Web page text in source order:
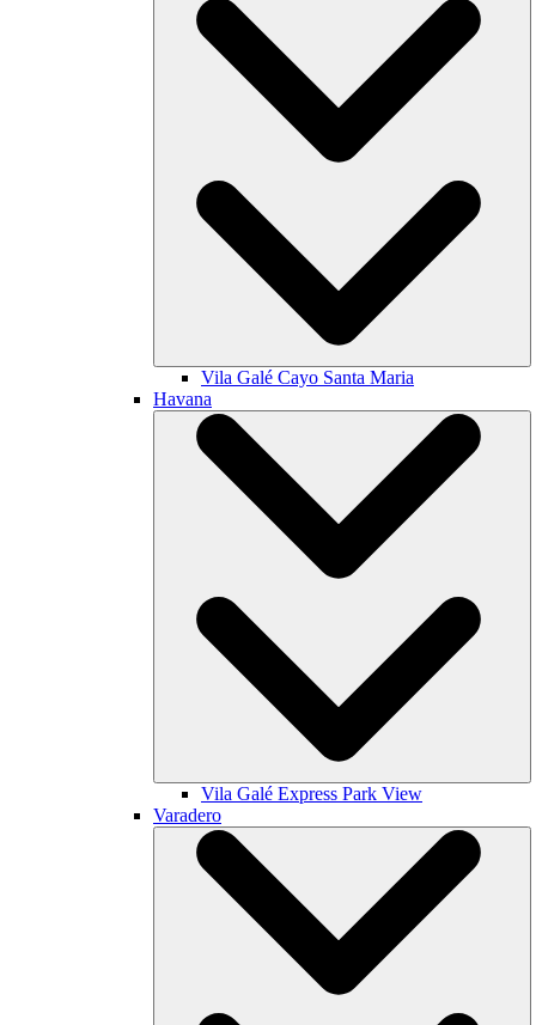
Vila Galé Cayo Santa Maria
Havana
Vila Galé Express Park View
Varadero